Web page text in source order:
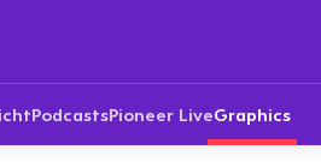
PodcastsPioneer LiveGraphics